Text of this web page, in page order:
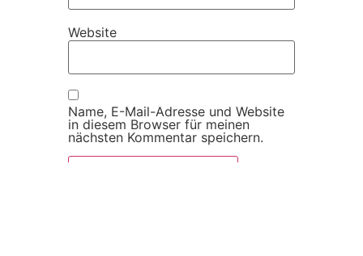
Website
Name, E-Mail-Adresse und Website
in diesem Browser für meinen
nächsten Kommentar speichern.